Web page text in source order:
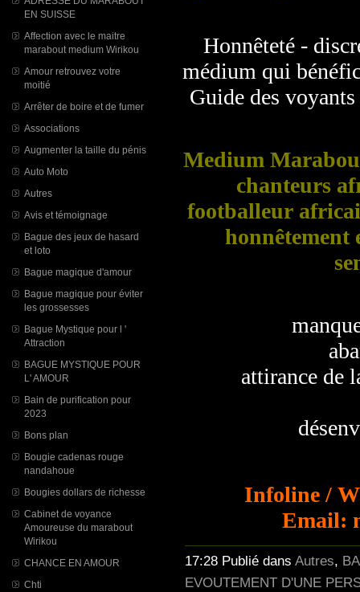
EN SUISSE
Affection avec le maitre
marabout medium Wirikou
Amour retrouvez votre
moitié
Arrêter de boire et de fumer
Associations
Augmenter la taille du pénis
Auto Moto
Autres
Avis et témoignage
Bague des jeux de hasard
et loto
Bague magique d'amour
Bague magique pour éviter
les grossesses
Bague Mystique pour l '
Attraction
BAGUE MYSTIQUE POUR
L' AMOUR
Bain de purification pour
2023
Bons plan
Bougie cadenas rouge
nandahoue
Bougies dollars de richesse
Cabinet de voyance
Amoureuse du marabout
Wirikou
CHANCE EN AMOUR
Chti
Honnêteté -
médium qui
Guide des
Medium
chanteurs
footballeur
honnêtement
attirance de
Infoline /
Email:
17:28 Publié dans Autres,
EVOUTEMENT D'UNE